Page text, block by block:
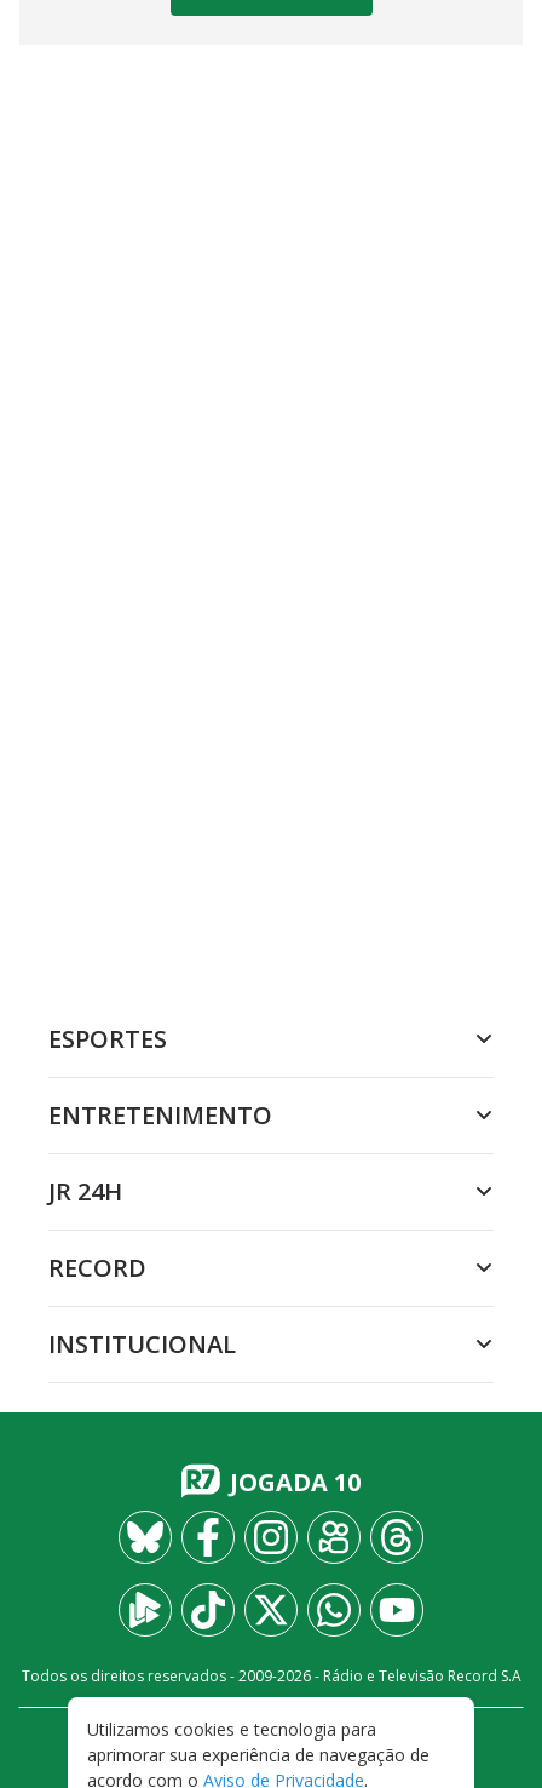
ESPORTES
ENTRETENIMENTO
JR 24H
RECORD
INSTITUCIONAL
JOGADA 10
Todos os direitos reservados - 2009-2026- Rádio e Televisão Record S.A
FALE CONOSCO
PRIVACIDADE
TERMOS E CONDIÇÕES DE USO
Utilizamos cookies e tecnologia para
aprimorar sua experiência de navegação de
acordo com o Aviso de Privacidade.